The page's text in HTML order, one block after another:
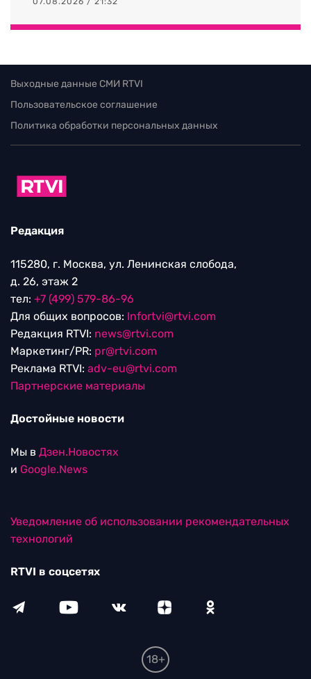
Выходные данные СМИ RTVI
Пользовательское соглашение
Политика обработки персональных данных
Редакция
115280, г. Москва, ул. Ленинская слобода,
д. 26, этаж 2
тел: +7 (499) 579-86-96
Для общих вопросов: Infortvi@rtvi.com
Редакция RTVI: news@rtvi.com
Маркетинг/PR: pr@rtvi.com
Реклама RTVI: adv-eu@rtvi.com
Партнерские материалы
Достойные новости
Мы в Дзен.Новостях
и Google.News
Уведомление об использовании рекомендательных
технологий
RTVI в соцсетях
18+